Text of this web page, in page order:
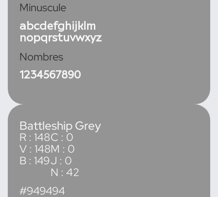
Minuscule
abcdefghijklm
nopqrstuvwxyz
Nombres
1234567890
Battleship Grey
R : 148
V : 148
B : 149
C : 0
M : 0
J : 0
N : 42
#949494